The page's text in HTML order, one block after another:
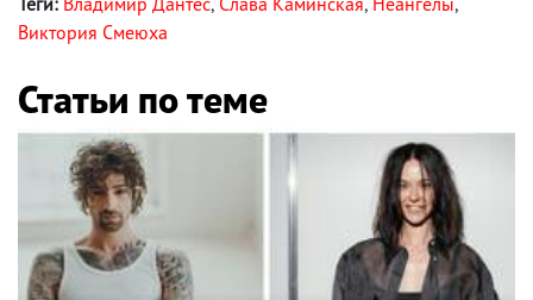
Виктория Смеюха
Статьи по теме